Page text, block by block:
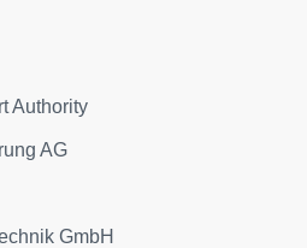
Authority
AG
GmbH